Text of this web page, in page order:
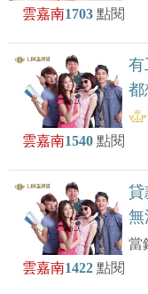
雲嘉南1703 點閱
有
都
雲嘉南1540 點閱
貸
無
當
雲嘉南1422 點閱